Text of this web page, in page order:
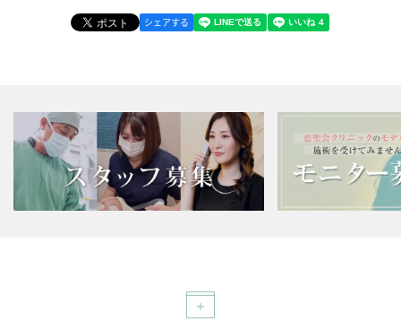
シェアする